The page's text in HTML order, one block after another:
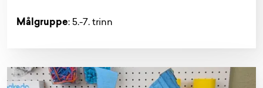
Målgruppe: 5.-7. trinn